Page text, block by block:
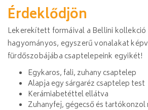
Érdeklődjön
Lekerekített formáival a Bellini kollekció
hagyományos, egyszerű vonalakat
fürdőszobájába csaptelepeink egyikét!
Egykaros, fali, zuhany csaptelep
Alapja egy sárgaréz csaptelep test
Kerámiabetéttel ellátva
Zuhanyfej, gégecső és tartókonzol